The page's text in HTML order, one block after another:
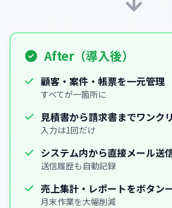
After（導入後）
顧客・案件・帳票を一元管理
すべてが一箇所に
見積書から請求書までワンク
入力は1回だけ
システム内から直接メール送
送信履歴も自動記録
売上集計・レポートをボタン
月末作業を大幅削減